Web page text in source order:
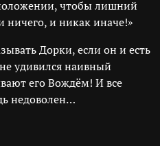
чтобы лишний
ничего, и никак иначе!»
Дорки, если он и есть
удивился наивный
его Вождём! И все
недоволен…